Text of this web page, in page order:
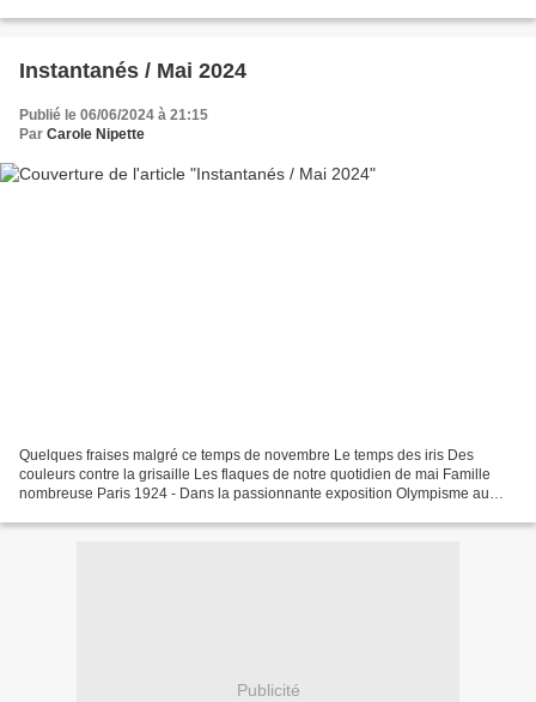
Instantanés / Mai 2024
Publié le 06/06/2024 à 21:15
Par Carole Nipette
Quelques fraises malgré ce temps de novembre Le temps des iris Des
couleurs contre la grisaille Les flaques de notre quotidien de mai Famille
nombreuse Paris 1924 - Dans la passionnante exposition Olympisme au
Publicité